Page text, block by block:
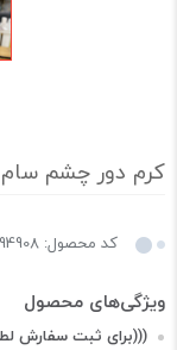
کرم دور چشم سام
کد محصول: 94908
(((براى ثبت سفارش